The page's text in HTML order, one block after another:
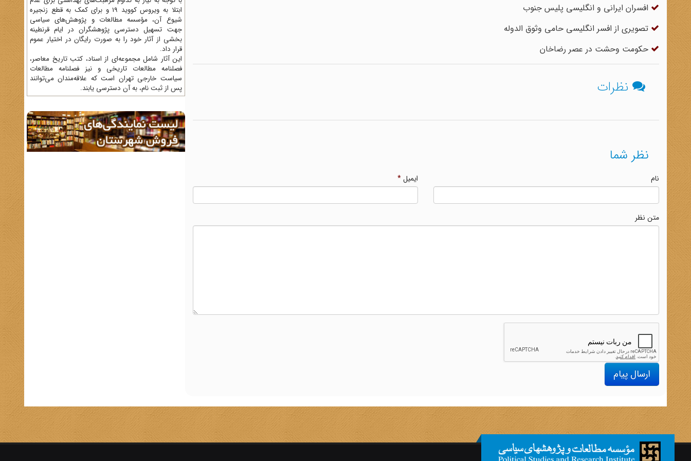
افسران ایرانی و انگلیسی پلیس جنوب
تصویری از افسر انگلیسی حامی وثوق الدوله
حکومت وحشت در عصر رضاخان
نظرات
نظر شما
نام ایمیل*
متن نظر
ارسال پیام
ابتلا به ویروس کووید 19 و برای کمک به قطع زنجیره
شیوع آن، مؤسسه مطالعات و پژوهش‌های سیاسی
جهت تسهیل دسترسی پژوهشگران در ایام قرنطینه
بخشی از آثار خود را به صورت رایگان در اختیار عموم
قرار داد.
این آثار شامل مجموعه‌ای از اسناد، کتب تاریخ معاصر،
فصلنامه‌ مطالعات تاریخی و نیز فصلنامه مطالعات
سیاست خارجی تهران است که علاقه‌مندان می‌توانند
پس از ثبت نام، به آن دسترسی یابند.